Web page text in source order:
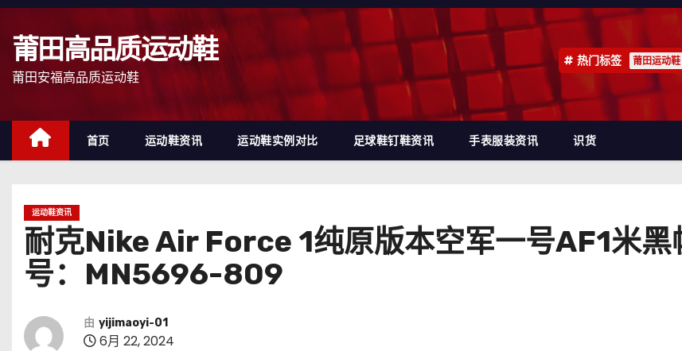
跳
莆田高品质运动鞋
莆田安福高品质运动鞋
热门标签 莆田运动鞋
首页 运动鞋资讯 运动鞋实例对比 足球鞋钉鞋资讯 手表服装资讯 识货
运动鞋资讯
耐克Nike Air Force 1纯原版本空军一号AF1米黑
号：MN5696-809
由 yijimaoyi-01
6月 22, 2024